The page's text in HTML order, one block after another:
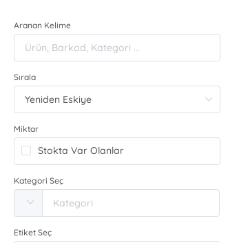
Aranan Kelime
Sırala
Miktar
Stokta Var Olanlar
Kategori Seç
Etiket Seç